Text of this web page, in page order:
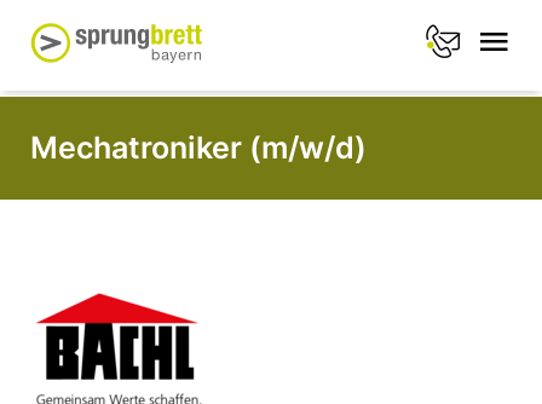
Mechatroniker (m/w/d)